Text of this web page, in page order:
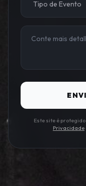
Este site é
Privacidade